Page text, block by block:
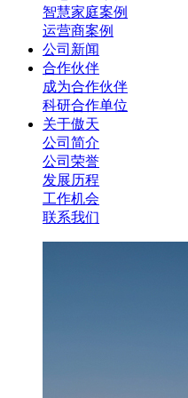
智慧家庭案例
运营商案例
公司新闻
合作伙伴
成为合作伙伴
科研合作单位
关于傲天
公司简介
公司荣誉
发展历程
工作机会
联系我们